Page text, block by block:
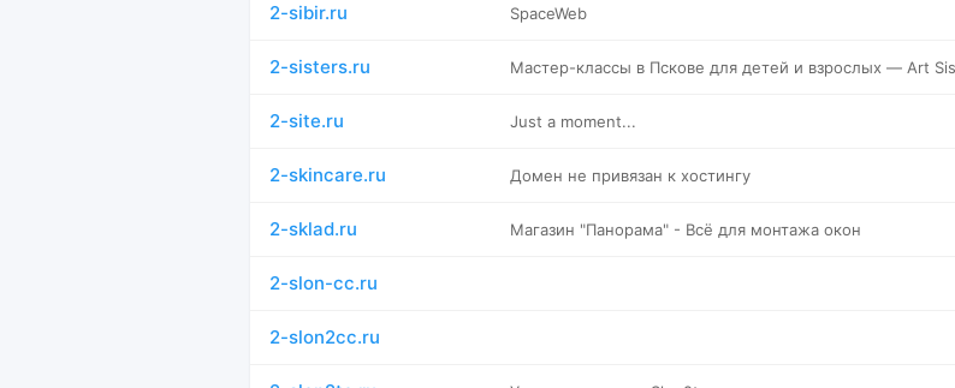
2-sibir.ru SpaceWeb
2-sisters.ru Мастер-классы в Пскове для детей и взрослых — Art
2-site.ru Just a moment...
2-skincare.ru Домен не привязан к хостингу
2-sklad.ru Магазин "Панорама" - Всё для монтажа окон
2-slon-cc.ru
2-slon2cc.ru